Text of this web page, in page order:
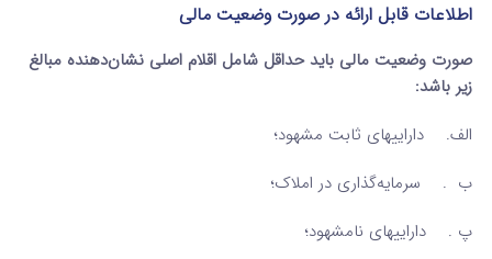
اطلاعات قابل ارائه در صورت وضعیت مالی
صورت وضعیت مالی باید حداقل شامل اقلام اصلی نشان‌دهنده مبالغ
زیر باشد:
الف. داراییهای ثابت مشهود؛
ب . سرمایه‌گذاری در املاک؛
پ . داراییهای نامشهود؛